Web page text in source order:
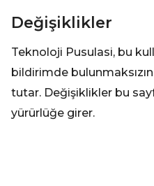
Değişiklikler
Teknoloji Pusulasi, bu
bildirimde
tutar. Değişiklikler bu
yürürlüğe girer.